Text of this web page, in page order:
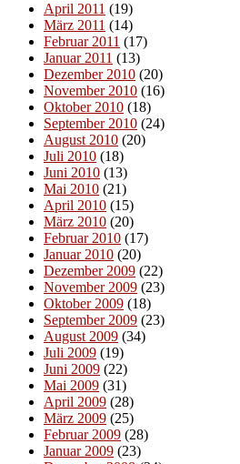
April 2011 (19)
März 2011 (14)
Februar 2011 (17)
Januar 2011 (13)
Dezember 2010 (20)
November 2010 (16)
Oktober 2010 (18)
September 2010 (24)
August 2010 (20)
Juli 2010 (18)
Juni 2010 (13)
Mai 2010 (21)
April 2010 (15)
März 2010 (20)
Februar 2010 (17)
Januar 2010 (20)
Dezember 2009 (22)
November 2009 (23)
Oktober 2009 (18)
September 2009 (23)
August 2009 (34)
Juli 2009 (19)
Juni 2009 (22)
Mai 2009 (31)
April 2009 (28)
März 2009 (25)
Februar 2009 (28)
Januar 2009 (23)